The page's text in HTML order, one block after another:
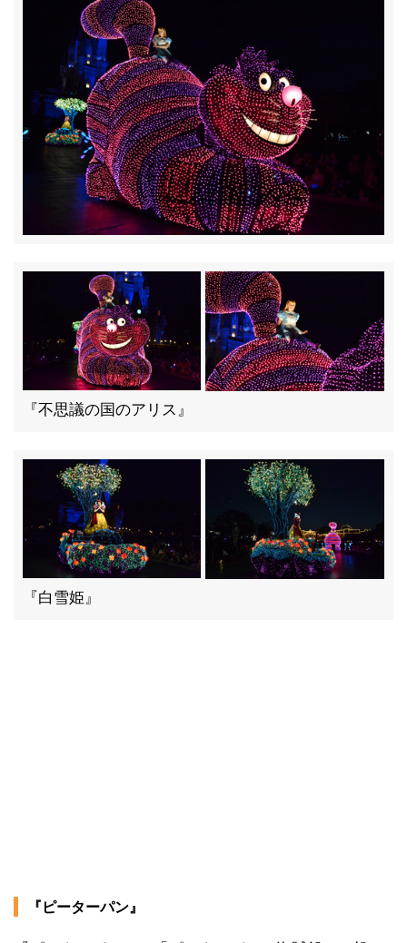
『不思議の国のアリス』
『白雪姫』
『ピーターパン』